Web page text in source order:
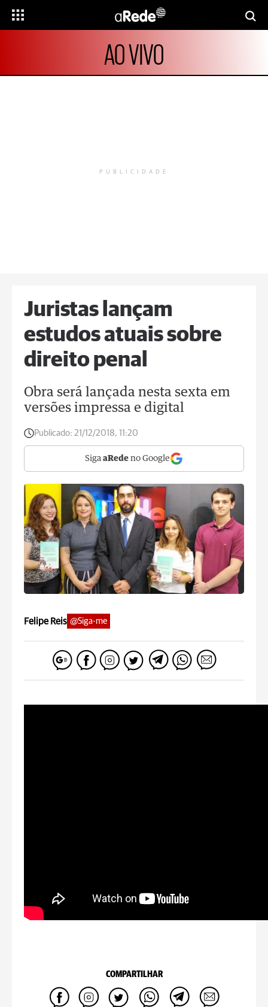
AO VIVO
PUBLICIDADE
Juristas lançam
estudos atuais sobre
direito penal
Obra será lançada nesta sexta em
versões impressa e digital
Publicado: 21/12/2018, 11:20
Siga aRede no Google
Felipe Reis @Siga-me
COMPARTILHAR